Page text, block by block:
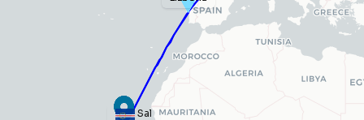
Sal